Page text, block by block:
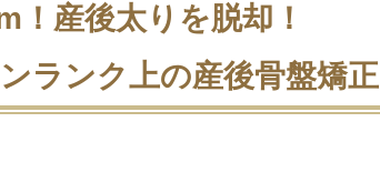
！産後太りを脱却！
ランク上の産後骨盤矯正